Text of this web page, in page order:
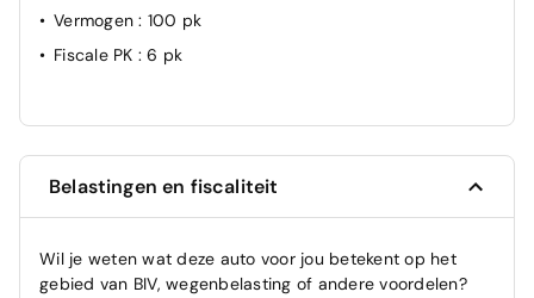
Vermogen: 100 pk
Fiscale PK : 6 pk
Belastingen en fiscaliteit
Wil je weten wat deze auto voor jou betekent op het
gebied van BIV, wegenbelasting of andere voordelen?